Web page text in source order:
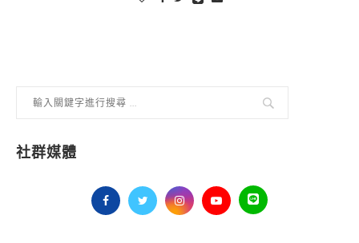
社群媒體